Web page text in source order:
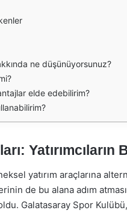
ne düşünüyorsunuz?
elde edebilirim?
Yatırımcıların
yatırım araçlarına
de bu alana adım
Galatasaray Spor